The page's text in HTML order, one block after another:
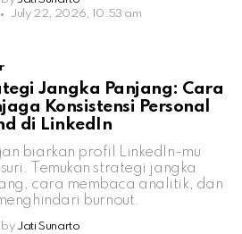
July 22, 2026, 10:53 am
Jangka Panjang: Cara
Konsistensi Personal
di LinkedIn
biarkan profil LinkedIn-mu
Temukan strategi jangka
cara membaca analitik, dan
burnout.
by Jati Sunarto